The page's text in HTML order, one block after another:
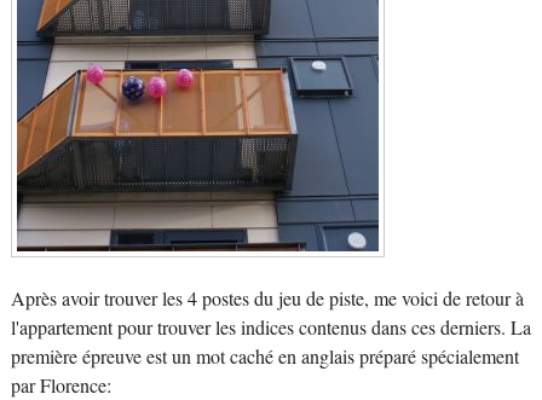
Après avoir trouver les 4 postes du jeu de piste, me voici de retour à
l'appartement pour trouver les indices contenus dans ces derniers. La
première épreuve est un mot caché en anglais préparé spécialement
par Florence: